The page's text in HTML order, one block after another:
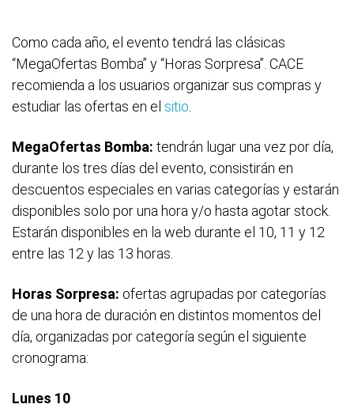
Como cada año, el evento tendrá las clásicas
“MegaOfertas Bomba” y “Horas Sorpresa”. CACE
recomienda a los usuarios organizar sus compras y
estudiar las ofertas en el sitio
MegaOfertas Bomba: tendrán lugar una vez por día,
durante los tres días del evento, consistirán en
descuentos especiales en varias categorías y estarán
disponibles solo por una hora y/o hasta agotar stock.
Estarán disponibles en la web durante el 10, 11 y 12
entre las 12 y las 13 horas.
Horas Sorpresa: ofertas agrupadas por categorías
de una hora de duración en distintos momentos del
día, organizadas por categoría según el siguiente
cronograma:
Lunes 10